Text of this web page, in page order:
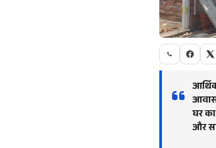
आवास
घर
और